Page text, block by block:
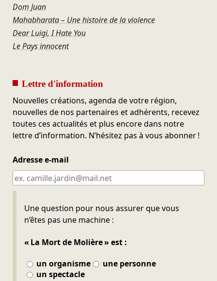
Dom Juan
Mahabharata – Une histoire de la violence
Dear Luigi, I Hate You
Le Pays innocent
Lettre d'information
Nouvelles créations, agenda de votre région,
nouvelles de nos partenaires et adhérents, recevez
toutes ces actualités et plus encore dans notre
lettre d’information. N’hésitez pas à vous abonner !
Adresse e-mail
Une question pour nous assurer que vous
n’êtes pas une machine :
« La Mort de Molière » est :
un organisme
une personne
un spectacle
Ne pas remplir